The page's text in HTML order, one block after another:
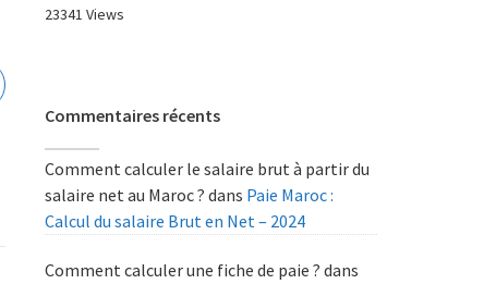
23341 Views
Commentaires récents
Comment calculer le salaire brut à partir du
salaire net au Maroc ? dans Paie Maroc :
Calcul du salaire Brut en Net – 2024
Comment calculer une fiche de paie ? dans